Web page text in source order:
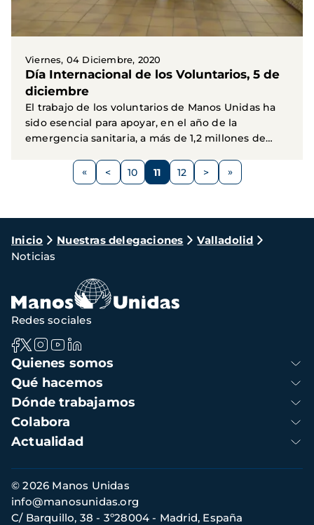
Viernes, 04 Diciembre, 2020
Día Internacional de los Voluntarios, 5 de
diciembre
El trabajo de los voluntarios de Manos Unidas ha
sido esencial para apoyar, en el año de la
emergencia sanitaria, a más de 1,2 millones de
Paginación
Página
< Página
10 Página
11 Página
12
Siguiente
>
Ruta
de
navegación
Inicio Nuestras delegaciones
Valladolid
Noticias
Navegación
principal
Quienes somos
Qué hacemos
Dónde trabajamos
Colabora
Actualidad
Redes sociales
Información
de
contacto
© 2026 Manos Unidas
C/ Barquillo, 38 - 3º28004 - Madrid, España
info@manosunidas.org